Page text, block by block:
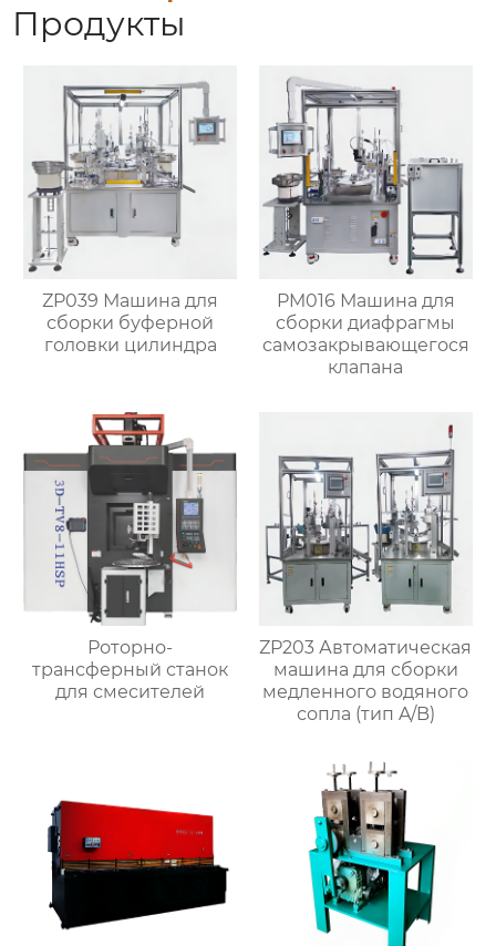
Продукты
ZP039 Машина для
сборки буферной
головки цилиндра
PM016 Машина для
сборки диафрагмы
самозакрывающегося
клапана
Роторно-
трансферный станок
для смесителей
ZP203 Автоматическая
машина для сборки
медленного водяного
сопла (тип A/B)